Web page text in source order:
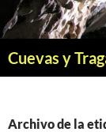
Saltar
al
Cuevas y
Archivo de la